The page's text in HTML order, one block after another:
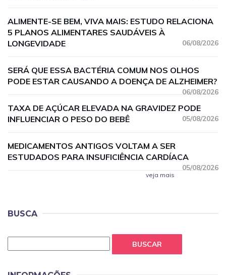
ALIMENTE-SE BEM, VIVA MAIS: ESTUDO RELACIONA
5 PLANOS ALIMENTARES SAUDÁVEIS À
LONGEVIDADE
06/08/2026
SERÁ QUE ESSA BACTÉRIA COMUM NOS OLHOS
PODE ESTAR CAUSANDO A DOENÇA DE ALZHEIMER?
06/08/2026
TAXA DE AÇÚCAR ELEVADA NA GRAVIDEZ PODE
INFLUENCIAR O PESO DO BEBÊ
05/08/2026
MEDICAMENTOS ANTIGOS VOLTAM A SER
ESTUDADOS PARA INSUFICIÊNCIA CARDÍACA
05/08/2026
veja mais
BUSCA
BUSCAR